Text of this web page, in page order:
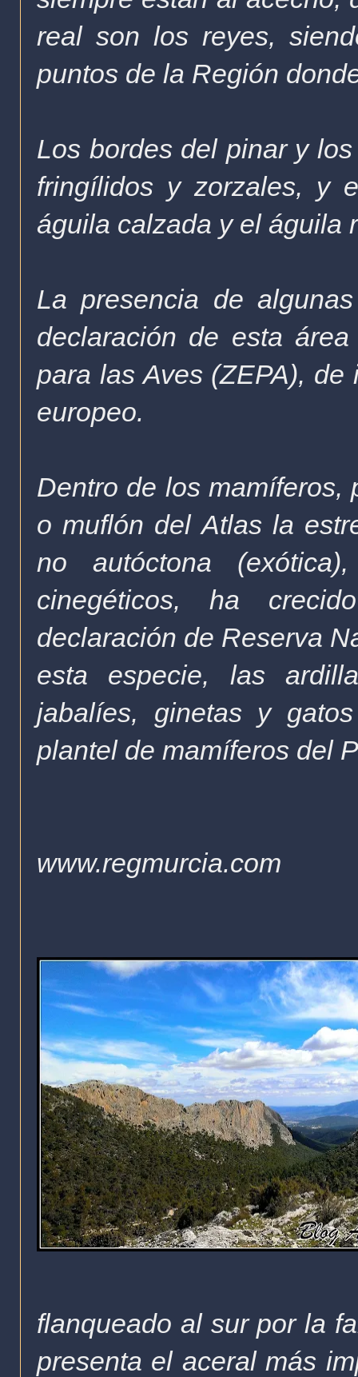
real son los reyes,
puntos de la Región
Los bordes del pinar y
fringílidos y zorzales, y
águila calzada y el águila
La presencia de
declaración de esta
para las Aves (ZEPA),
europeo.
Dentro de los mamíferos,
o muflón del Atlas la
no autóctona
cinegéticos, ha
declaración de Reserva
esta especie, las
jabalíes, ginetas y
plantel de mamíferos del
www.regmurcia.com
flanqueado al sur por la
presenta el aceral más